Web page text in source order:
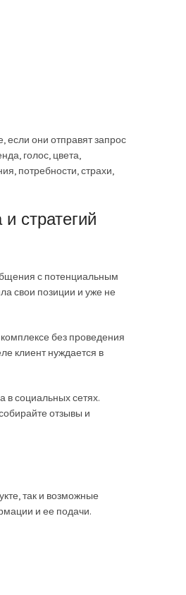
они отправят запрос
голос, цвета,
потребности, страхи,
стратегий
с потенциальным
свои позиции и уже не
без проведения
клиент нуждается в
в социальных сетях.
отзывы и
так и возможные
и ее подачи.